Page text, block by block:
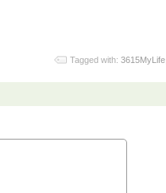
Tagged with: 3615MyLife,